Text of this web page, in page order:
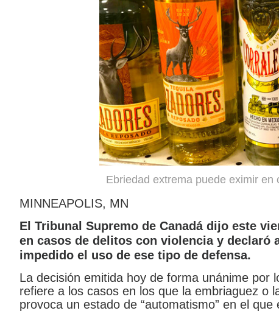
Ebriedad extrema puede eximir
MINNEAPOLIS, MN
El Tribunal Supremo de Canadá dijo este
en casos de delitos con violencia y declaró
impedido el uso de ese tipo de defensa.
La decisión emitida hoy de forma unánime por
refiere a los casos en los que la embriaguez o
provoca un estado de “automatismo” en el